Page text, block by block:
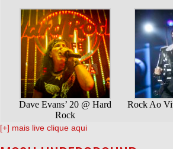
[+] mais live clique aqui